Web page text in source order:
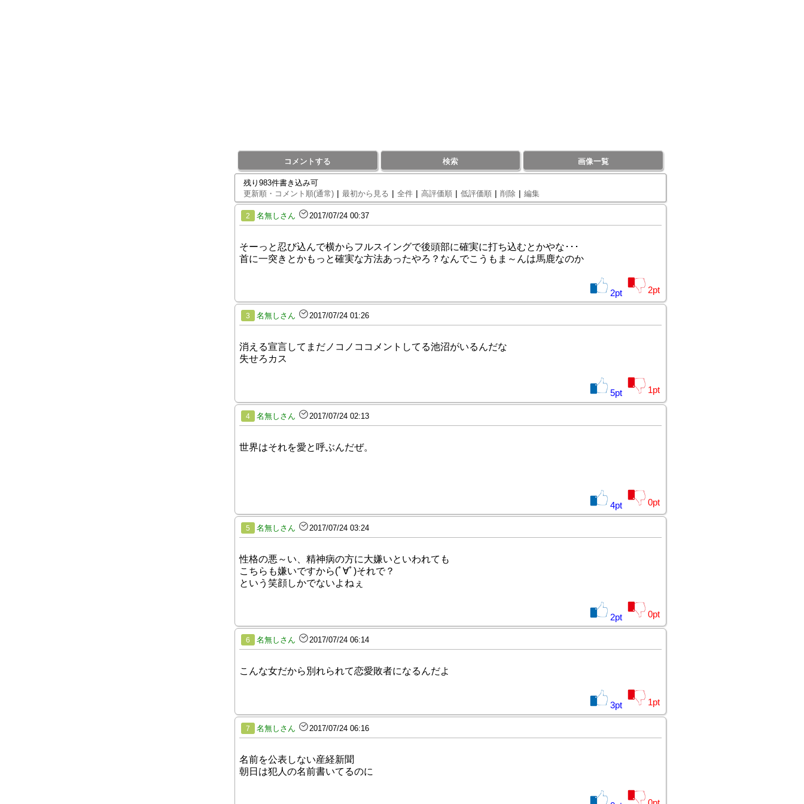
コメントする 検索 画像一覧
残り983件書き込み可
更新順・コメント順(通常) | 最初から見る | 全件 | 高評価順 | 低評価順 | 削除 | 編集
2 名無しさん 2017/07/24 00:37
そーっと忍び込んで横からフルスイングで後頭部に確実に打ち込むとかやな･･･
首に一突きとかもっと確実な方法あったやろ？なんでこうもま～んは馬鹿なのか
2pt 2pt
3 名無しさん 2017/07/24 01:26
消える宣言してまだノコノココメントしてる池沼がいるんだな
失せろカス
5pt 1pt
4 名無しさん 2017/07/24 02:13
世界はそれを愛と呼ぶんだぜ。
4pt 0pt
5 名無しさん 2017/07/24 03:24
性格の悪～い、精神病の方に大嫌いといわれても
こちらも嫌いですから(ﾟ∀ﾟ)それで？
という笑顔しかでないよねぇ
2pt 0pt
6 名無しさん 2017/07/24 06:14
こんな女だから別れられて恋愛敗者になるんだよ
3pt 1pt
7 名無しさん 2017/07/24 06:16
名前を公表しない産経新聞
朝日は犯人の名前書いてるのに